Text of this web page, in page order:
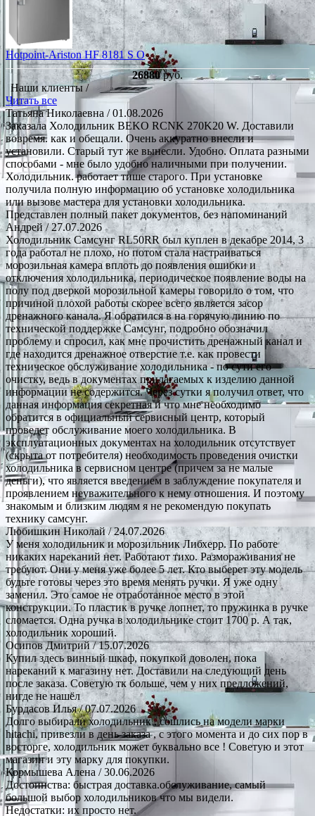
Hotpoint-Ariston HF 8181 S O
26880руб.
Наши клиенты /
Читать все
Татьяна Николаевна / 01.08.2026
Заказала Холодильник BEKO RCNK 270K20 W. Доставили
вовремя. как и обещали. Очень аккуратно внесли и
установили. Старый тут же вынесли. Удобно. Оплата разными
способами - мне было удобно наличными при получении.
Холодильник. работает тише старого. При установке
получила полную информацию об установке холодильника
или вызове мастера для установки холодильника.
Представлен полный пакет документов, без напоминаний
Андрей/ 27.07.2026
Холодильник Самсунг RL50RR был куплен в декабре 2014, 3
года работал не плохо, но потом стала настраиваться
морозильная камера вплоть до появления ошибки и
отключения холодильника, периодическое появление воды на
полу под дверкой морозильной камеры говорило о том, что
причиной плохой работы скорее всего является засор
дренажного канала. Я обратился в на горячую линию по
технической поддержке Самсунг, подробно обозначил
проблему и спросил, как мне прочистить дренажный канал и
где находится дренажное отверстие т.е. как провести
техническое обслуживание холодильника - по сути его
очистку, ведь в документах прилагаемых к изделию данной
информации не содержится. Через сутки я получил ответ, что
данная информация секретная и что мне необходимо
обратится в официальный сервисный центр, который
проведет обслуживание моего холодильника. В
эксплуатационных документах на холодильник отсутствует
(скрыта от потребителя) необходимость проведения очистки
холодильника в сервисном центре (причем за не малые
деньги), что является введением в заблуждение покупателя и
проявлением неуважительного к нему отношения. И поэтому
знакомым и близким людям я не рекомендую покупать
технику самсунг.
Любишкин Николай/ 24.07.2026
У меня холодильник и морозильник Либхерр. По работе
никаких нареканий нет. Работают тихо. Размораживания не
требуют. Они у меня уже более 5 лет. Кто выберет эту модель
будьте готовы через это время менять ручки. Я уже одну
заменил. Это самое не отработанное место в этой
конструкции. То пластик в ручке лопнет, то пружинка в ручке
сломается. Одна ручка в холодильнике стоит 1700 р. А так,
холодильник хороший.
Осипов Дмитрий/ 15.07.2026
Купил здесь винный шкаф, покупкой доволен, пока
нареканий к магазину нет. Доставили на следующий день
после заказа. Советую тк больше, чем у них предложений,
нигде не нашёл
Бурдасов Илья/ 07.07.2026
Долго выбирали холодильник , сошлись на модели марки
hitachi, привезли в день заказа , с этого момента и до сих пор в
восторге, холодильник может буквально все ! Советую и этот
магазин и эту марку для покупки.
Кормышева Алена / 30.06.2026
Достоинства: быстрая доставка.обслуживание, самый
большой выбор холодильников что мы видели.
Недостатки: их просто нет.